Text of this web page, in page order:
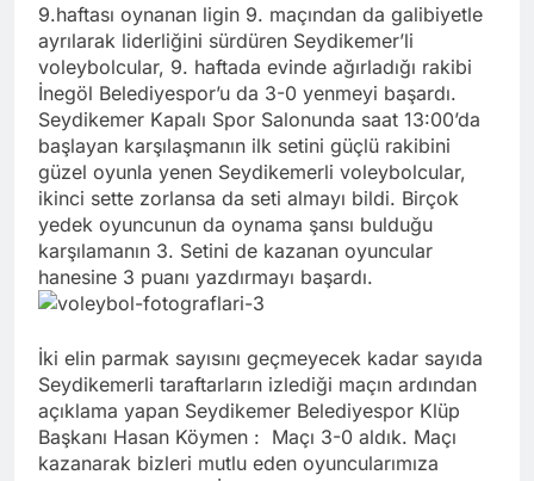
9.haftası oynanan ligin 9. maçından da galibiyetle
ayrılarak liderliğini sürdüren Seydikemer’li
voleybolcular, 9. haftada evinde ağırladığı rakibi
İnegöl Belediyespor’u da 3-0 yenmeyi başardı.
Seydikemer Kapalı Spor Salonunda saat 13:00’da
başlayan karşılaşmanın ilk setini güçlü rakibini
güzel oyunla yenen Seydikemerli voleybolcular,
ikinci sette zorlansa da seti almayı bildi. Birçok
yedek oyuncunun da oynama şansı bulduğu
karşılamanın 3. Setini de kazanan oyuncular
hanesine 3 puanı yazdırmayı başardı.
İki elin parmak sayısını geçmeyecek kadar sayıda
Seydikemerli taraftarların izlediği maçın ardından
açıklama yapan Seydikemer Belediyespor Klüp
Başkanı Hasan Köymen : Maçı 3-0 aldık. Maçı
kazanarak bizleri mutlu eden oyuncularımıza